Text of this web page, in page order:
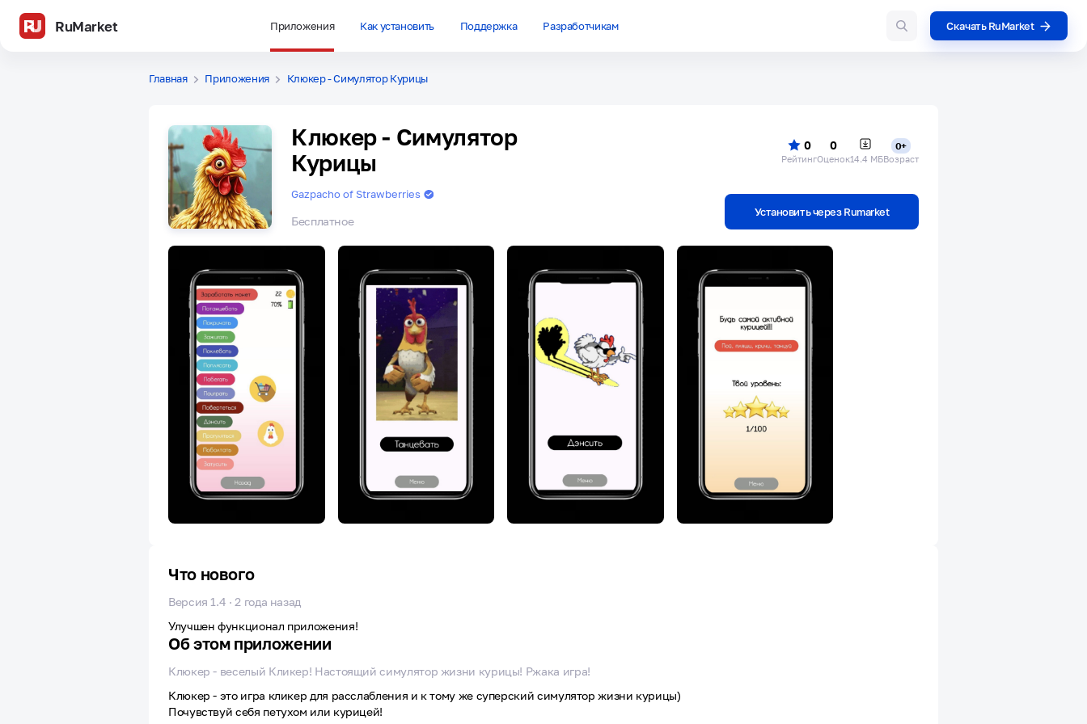
RuMarket Приложения Как установить Поддержка Разработчикам Скачать RuMarket
Главная Приложения Клюкер - Симулятор Курицы
Клюкер - Симулятор
Курицы
Gazpacho of Strawberries
Бесплатное
0
Рейтинг
0
Оценок14.4 МБ
0+
Возраст
Установить через Rumarket
Что нового
Версия 1.4 · 2 года назад
Улучшен функционал приложения!
Об этом приложении
Клюкер - веселый Кликер! Настоящий симулятор жизни курицы! Ржака игра!
Клюкер - это игра кликер для расслабления и к тому же суперский симулятор жизни курицы)
Почувствуй себя петухом или курицей!